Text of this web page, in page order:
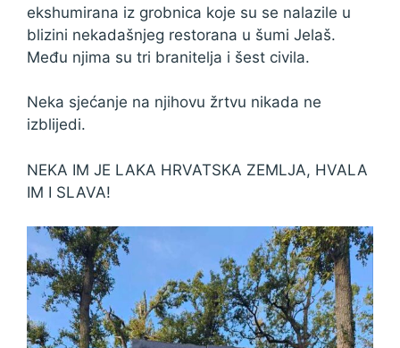
ekshumirana iz grobnica koje su se nalazile u
blizini nekadašnjeg restorana u šumi Jelaš.
Među njima su tri branitelja i šest civila.
Neka sjećanje na njihovu žrtvu nikada ne
izblijedi.
NEKA IM JE LAKA HRVATSKA ZEMLJA, HVALA
IM I SLAVA!